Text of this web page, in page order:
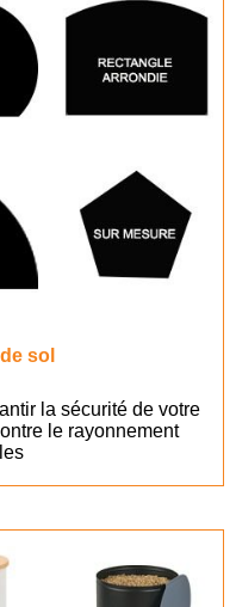
sol
la sécurité de votre
le rayonnement